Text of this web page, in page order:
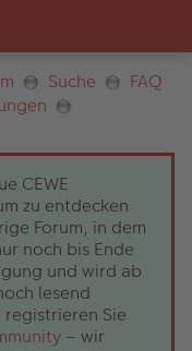
Suche
FAQ
CEWE
zu entdecken
Forum, in dem
noch bis Ende
und wird ab
lesend
Sie
– wir